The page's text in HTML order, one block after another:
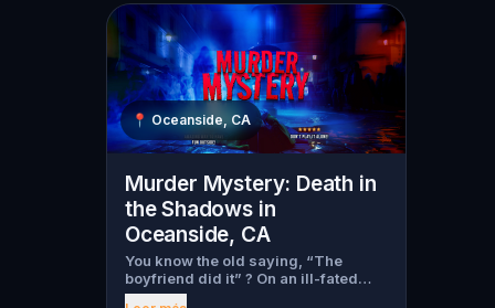
📍 Oceanside, CA
Murder Mystery: Death in
the Shadows in
Oceanside, CA
You know the old saying, “The
boyfriend did it” ? On an ill-fated
night, love goes terribly wrong for